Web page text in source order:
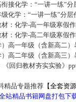
接化学：“一讲一练”分
化学：“一讲一练”分层
：化学-高一年级寒假
：化学-高二年级寒假
高一年级（含新高二）
高二年级（含新高三）
《回归教材夯实实验》
精品专题推荐【全套资
站精品书籍网盘打包下